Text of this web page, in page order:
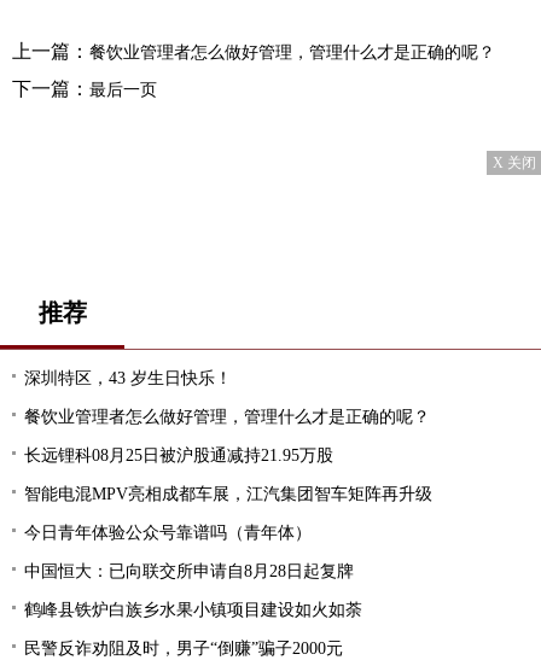
上一篇： 餐饮业管理者怎么做好管理，管理什么才是正确的呢？
下一篇： 最后一页
X 关闭
推荐
深圳特区，43 岁生日快乐！
餐饮业管理者怎么做好管理，管理什么才是正确的呢？
长远锂科08月25日被沪股通减持21.95万股
智能电混MPV亮相成都车展，江汽集团智车矩阵再升级
今日青年体验公众号靠谱吗（青年体）
中国恒大：已向联交所申请自8月28日起复牌
鹤峰县铁炉白族乡水果小镇项目建设如火如荼
民警反诈劝阻及时，男子“倒赚”骗子2000元